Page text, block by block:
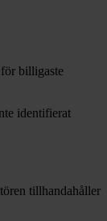
för billigaste
identifierat
tillhandahåller